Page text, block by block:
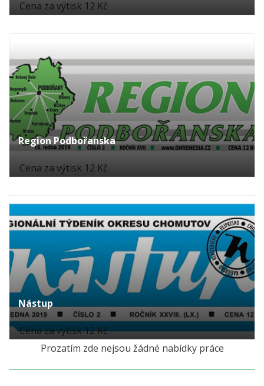
Cena za výtisk 12 Kč
Region Podbořanska
Cena za výtisk 12 Kč
Nástup
Cena za výtisk 12 Kč
Prozatím zde nejsou žádné nabídky práce